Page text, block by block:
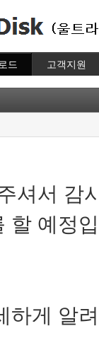
드 고객지원
질문하기
셔서 감
할 예정
하게 알